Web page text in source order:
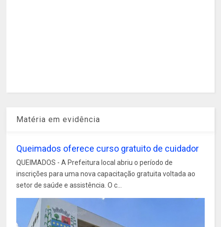
Matéria em evidência
Queimados oferece curso gratuito de cuidador
QUEIMADOS - A Prefeitura local abriu o período de
inscrições para uma nova capacitação gratuita voltada ao
setor de saúde e assistência. O c...